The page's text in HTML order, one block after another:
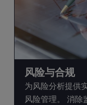
风险与合规
为风险分析提供
风险管理。 消除